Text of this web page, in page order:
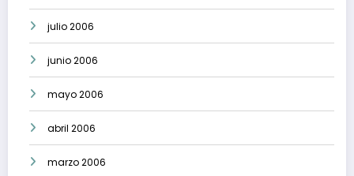
julio 2006
junio 2006
mayo 2006
abril 2006
marzo 2006